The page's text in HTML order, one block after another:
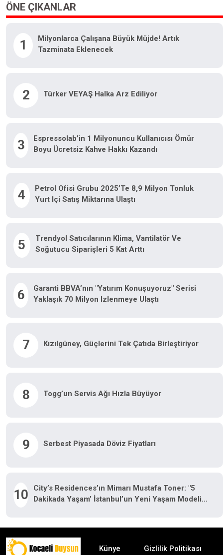
ÖNE ÇIKANLAR
1
Milyonlarca Çalışana Büyük Müjde! Artık
Tazminata Eklenecek
2 Türker VEYAŞ Halka Arz Ediliyor
3
Espressolab’in 1 Milyonuncu Kullanıcısı Ömür
Boyu Ücretsiz Kahve Hakkı Kazandı
4
Petrol Ofisi Grubu 2025’te 8,9 Milyon Tonluk
Yurt Içi Satış Miktarına Ulaştı
5
Trendyol Satıcılarının Klima, Vantilatör Ve
Soğutucu Siparişleri 5 Kat Arttı
6
Garanti BBVA’nın "Yatırım Konuşuyoruz" Serisi
Yaklaşık 70 Milyon Izlenmeye Ulaştı
7 Kızılgüney, Güçlerini Tek Çatıda Birleştiriyor
8 Togg’un Servis Ağı Hızla Büyüyor
9 Serbest Piyasada Döviz Fiyatları
10
City’s Residences’ın Mimarı Mustafa Toner: "5
Dakikada Yaşam’ İstanbul’un Yeni Yaşam Modeli
Künye Gizlilik Politikası